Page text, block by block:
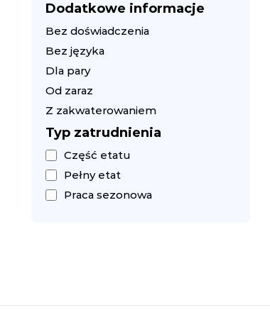
Dodatkowe informacje
Bez doświadczenia
Bez języka
Dla pary
Od zaraz
Z zakwaterowaniem
Typ zatrudnienia
Część etatu
Pełny etat
Praca sezonowa